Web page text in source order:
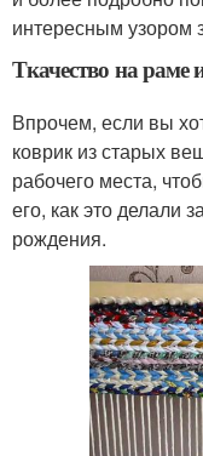
интересным узором
Ткачество на раме
Впрочем, если вы
коврик из старых
рабочего места,
его, как это делали
рождения.